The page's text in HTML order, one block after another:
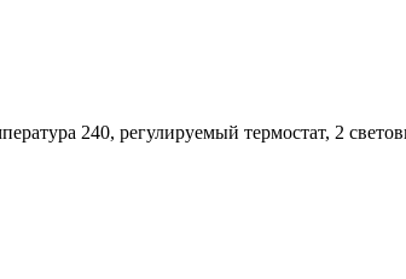
240, регулируемый термостат, 2